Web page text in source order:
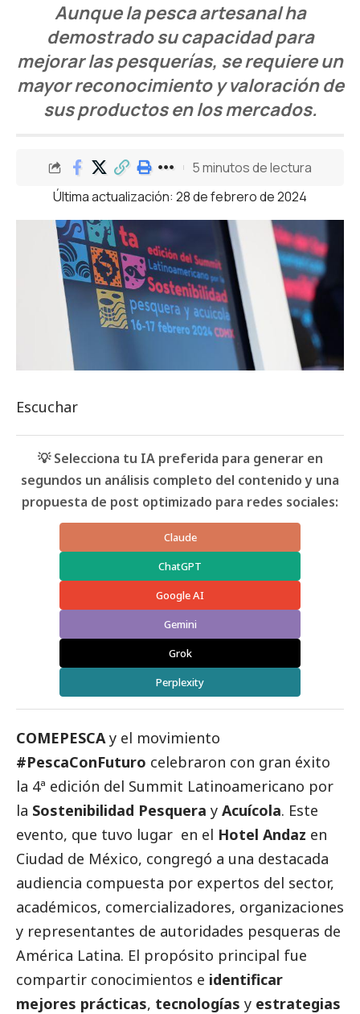
Aunque la pesca artesanal ha
demostrado su capacidad para
mejorar las pesquerías, se requiere un
mayor reconocimiento y valoración de
sus productos en los mercados.
Última actualización: 28 de febrero de 2024
5 minutos de lectura
Escuchar
💡 Selecciona tu IA preferida para generar en
segundos un análisis completo del contenido y una
propuesta de post optimizado para redes sociales:
Claude
ChatGPT
Google AI
Gemini
Grok
Perplexity
COMEPESCA y el movimiento
#PescaConFuturo celebraron con gran éxito
la 4ª edición del Summit Latinoamericano por
la Sostenibilidad Pesquera y Acuícola. Este
evento, que tuvo lugar en el Hotel Andaz en
Ciudad de México, congregó a una destacada
audiencia compuesta por expertos del sector,
académicos, comercializadores, organizaciones
y representantes de autoridades pesqueras de
América Latina. El propósito principal fue
compartir conocimientos e identificar
mejores prácticas, tecnologías y estrategias